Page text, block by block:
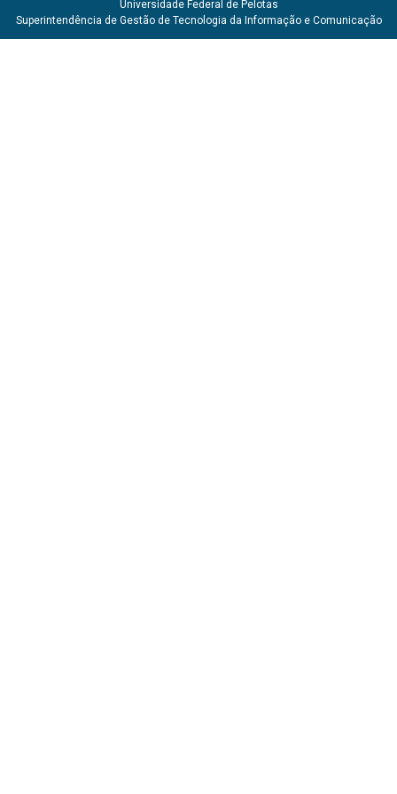
Universidade Federal de Pelotas
Superintendência de Gestão de Tecnologia da Informação e Comunicação